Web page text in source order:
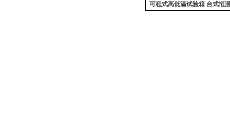
可程式高低温试验箱 台式恒